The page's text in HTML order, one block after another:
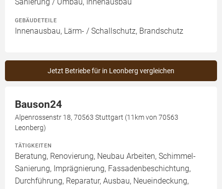
GEBÄUDETEILE
Innenausbau, Lärm- / Schallschutz, Brandschutz
Jetzt Betriebe für in Leonberg vergleichen
Bauson24
Alpenrossenstr 18, 70563 Stuttgart (11km von 70563
Leonberg)
TÄTIGKEITEN
Beratung, Renovierung, Neubau Arbeiten, Schimmel-
Sanierung, Imprägnierung, Fassadenbeschichtung,
Durchführung, Reparatur, Ausbau, Neueindeckung,